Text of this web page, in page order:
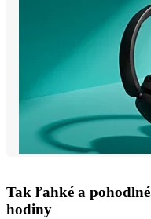
Tak ľahké a
hodiny